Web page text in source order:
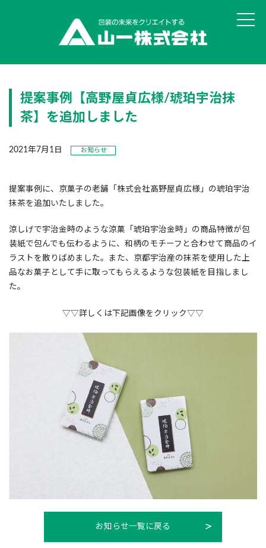
丸投げOK!食品パッケージ
貼りサポ・組みサポ
オリジナル印刷 ピザ用真空袋
提案事例
お知らせ
採用情報
お問合せ
提案事例【高野屋貞広様/琥珀宇治抹
茶】を追加しました
2021年7月1日 お知らせ
提案事例に、京菓子の老舗「株式会社髙野屋貞広様」の琥珀宇治
抹茶を追加いたしました。
涼しげで宇治金時のような涼菓「琥珀宇治金時」の商品特徴が包
装紙で包んでも伝わるように、和柄のモチーフと合わせて商品のイ
ラストを散りばめました。また、京都宇治産の抹茶を使用した上
品なお菓子として手に取ってもらえるような包装紙を目指しまし
た。
▽▽詳しくは下記画像をクリック▽▽
お知らせ一覧に戻る